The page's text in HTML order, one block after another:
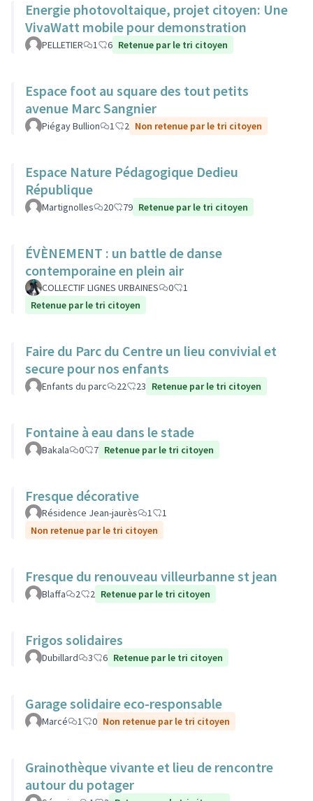
Energie photovoltaique, projet citoyen: Une
VivaWatt mobile pour demonstration
PELLETIER 1 6 Retenue par le tri citoyen
Espace foot au square des tout petits
avenue Marc Sangnier
Piégay Bullion 1 2 Non retenue par le tri citoyen
Espace Nature Pédagogique Dedieu
République
Martignolles 20 79 Retenue par le tri citoyen
ÉVÈNEMENT : un battle de danse
contemporaine en plein air
COLLECTIF LIGNES URBAINES 0
1
Retenue par le tri citoyen
Faire du Parc du Centre un lieu convivial et
secure pour nos enfants
Enfants du parc 22 23 Retenue par le tri citoyen
Fontaine à eau dans le stade
Bakala 0 7 Retenue par le tri citoyen
Fresque décorative
Résidence Jean-jaurès 1
1
Non retenue par le tri citoyen
Fresque du renouveau villeurbanne st jean
Blaffa 2 2 Retenue par le tri citoyen
Frigos solidaires
Dubillard 3 6 Retenue par le tri citoyen
Garage solidaire eco-responsable
Marcé 1 0 Non retenue par le tri citoyen
Grainothèque vivante et lieu de rencontre
autour du potager